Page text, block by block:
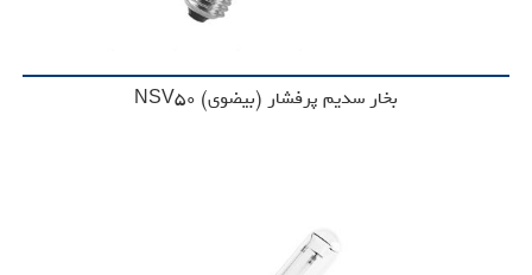
بخار سدیم پرفشار (بیضوی)‌ NSV50